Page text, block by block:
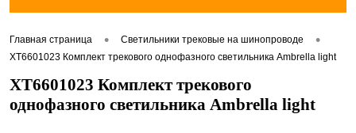
Главная страница • Светильники трековые на шинопроводе •
XT6601023 Комплект трекового однофазного светильника Ambrella light
XT6601023 Комплект трекового
однофазного светильника Ambrella light